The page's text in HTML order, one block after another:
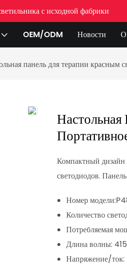
с исходной фабрики
OEM/ODM Новости
панель для терапии красным
Компактный
светодиодов.
Номер модели:
Количество
Потребляемая
Длина волны:
Напряжение/